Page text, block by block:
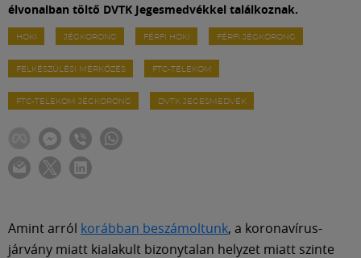
élvonalban töltő DVTK Jegesmedvékkel találkoznak.
HOKI JÉGKORONG FÉRFI HOKI FÉRFI JÉGKORONG
FELKÉSZÜLÉSI MÉRKŐZÉS FTC-TELEKOM
FTC-TELEKOM JÉGKORONG DVTK JEGESMEDVÉK
Amint arról korábban beszámoltunk, a koronavírus-
járvány miatt kialakult bizonytalan helyzet miatt szinte
Meccscenter
Klub
Szolgáltatások
Shop
Közösség